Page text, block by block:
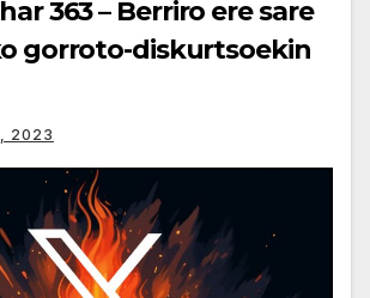
363 – Berriro ere sare
gorroto-diskurtsoekin
2023